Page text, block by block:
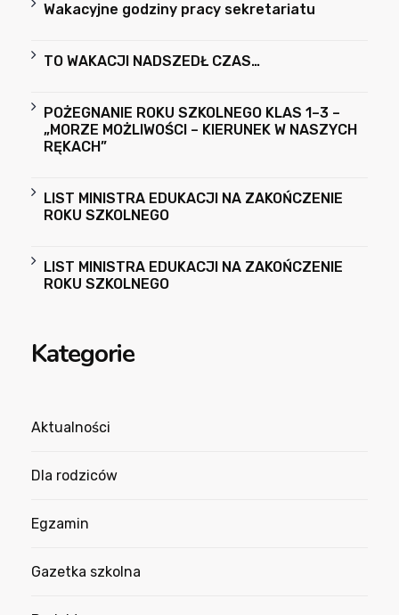
Wakacyjne godziny pracy sekretariatu
TO WAKACJI NADSZEDŁ CZAS…
POŻEGNANIE ROKU SZKOLNEGO KLAS 1–3 –
„MORZE MOŻLIWOŚCI – KIERUNEK W NASZYCH
RĘKACH”
LIST MINISTRA EDUKACJI NA ZAKOŃCZENIE
ROKU SZKOLNEGO
LIST MINISTRA EDUKACJI NA ZAKOŃCZENIE
ROKU SZKOLNEGO
Kategorie
Aktualności
Dla rodziców
Egzamin
Gazetka szkolna